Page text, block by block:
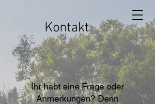
Kontakt
Ihr habt eine Frage oder
Anmerkungen? Denn